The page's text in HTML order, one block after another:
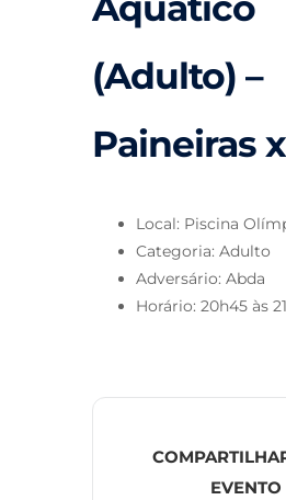
(Adulto) –
Paineiras
Local: Piscina
Categoria: Adulto
Adversário: Abda
Horário: 20h45 às
EVENTO